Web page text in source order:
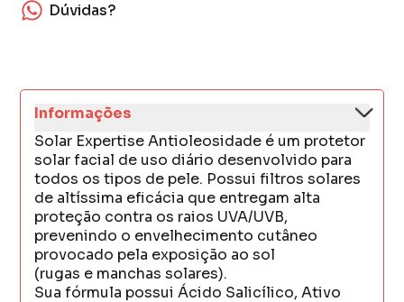
Dúvidas?
Informações
Solar Expertise Antioleosidade é um protetor
solar facial de uso diário desenvolvido para
todos os tipos de pele. Possui filtros solares
de altíssima eficácia que entregam alta
proteção contra os raios UVA/UVB,
prevenindo o envelhecimento cutâneo
provocado pela exposição ao sol
(rugas e manchas solares).
Sua fórmula possui Ácido Salicílico, Ativo